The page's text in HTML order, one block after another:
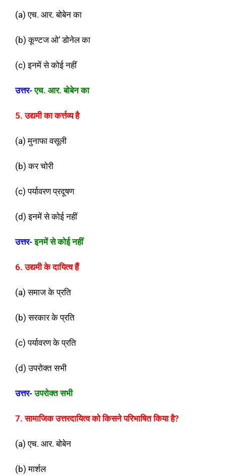
(a) एच. आर. बोबेन का
(b) कूण्टज ओ’ डोनेल का
(c) इनमें से कोई नहीं
उत्तर- एच. आर. बोबेन का
5. उद्यमी का कर्त्तव्य है
(a) मुनाफा वसूली
(b) कर चोरी
(c) पर्यावरण प्रदूषण
(d) इनमें से कोई नहीं
उत्तर- इनमें से कोई नहीं
6. उद्यमी के दायित्व हैं
(a) समाज के प्रति
(b) सरकार के प्रति
(c) पर्यावरण के प्रति
(d) उपरोक्त सभी
उत्तर- उपरोक्त सभी
7. सामाजिक उत्तरदायित्व को किसने परिभाषित किया है?
(a) एच. आर. बोबेन
(b) मार्शल